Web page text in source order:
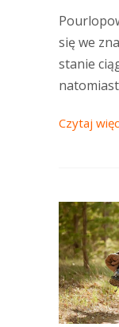
się we
stanie
Czytaj